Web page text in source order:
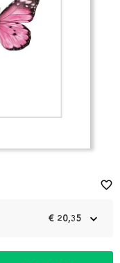
€ 20,35
favorite_border